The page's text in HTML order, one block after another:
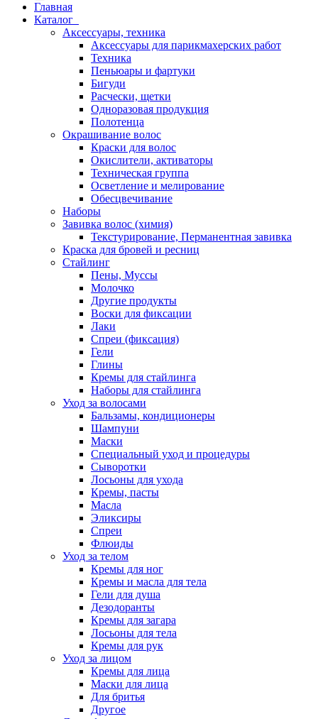
Главная
Каталог
Аксессуары, техника
Аксессуары для парикмахерских работ
Техника
Пеньюары и фартуки
Бигуди
Расчески, щетки
Одноразовая продукция
Полотенца
Окрашивание волос
Краски для волос
Окислители, активаторы
Техническая группа
Осветление и мелирование
Обесцвечивание
Наборы
Завивка волос (химия)
Текстурирование, Перманентная завивка
Краска для бровей и ресниц
Стайлинг
Пены, Муссы
Молочко
Другие продукты
Воски для фиксации
Лаки
Спреи (фиксация)
Гели
Глины
Кремы для стайлинга
Наборы для стайлинга
Уход за волосами
Бальзамы, кондиционеры
Шампуни
Маски
Специальный уход и процедуры
Сыворотки
Лосьоны для ухода
Кремы, пасты
Масла
Эликсиры
Спреи
Флюиды
Уход за телом
Кремы для ног
Кремы и масла для тела
Гели для душа
Дезодоранты
Кремы для загара
Лосьоны для тела
Кремы для рук
Уход за лицом
Кремы для лица
Маски для лица
Для бритья
Другое